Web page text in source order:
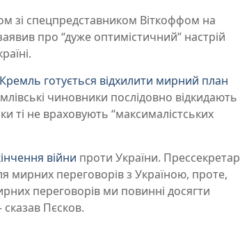
зі спецпредставником Віткоффом на
про “дуже оптимістичний” настрій
Кремль готується відхилити мирний план
чиновники послідовно відкидають
ті не враховують “максималістських
війни проти України. Прессекретар
мирних переговорів з Україною, проте,
переговорів ми повинні досягти
сказав Пєсков.